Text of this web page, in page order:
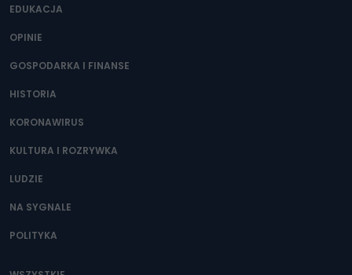
EDUKACJA
OPINIE
GOSPODARKA I FINANSE
HISTORIA
KORONAWIRUS
KULTURA I ROZRYWKA
LUDZIE
NA SYGNALE
POLITYKA